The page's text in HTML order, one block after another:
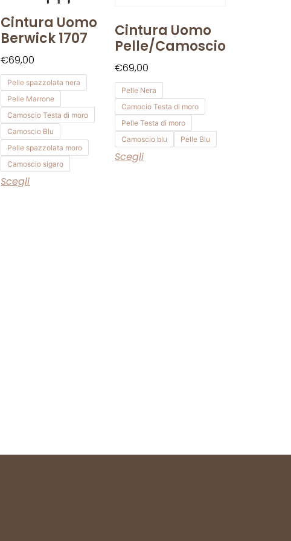
Cintura Uomo
Berwick 1707
€69,00
Pelle spazzolata nera
Pelle Marrone
Camoscio Testa di moro
Camoscio Blu
Pelle spazzolata moro
Camoscio sigaro
Scegli
Cintura Uomo
Pelle/camoscio
€69,00
Pelle Nera
Camocio Testa di moro
Pelle Testa di moro
Camoscio blu
Pelle Blu
Scegli